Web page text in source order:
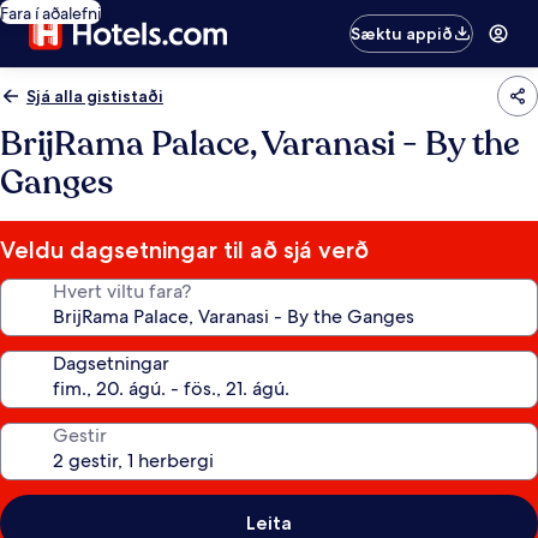
Fara í aðalefni
Sæktu appið
Sjá alla gististaði
BrijRama Palace, Varanasi - By the
Ganges
Veldu dagsetningar til að sjá verð
Hvert viltu fara?
Dagsetningar
Gestir
Leita